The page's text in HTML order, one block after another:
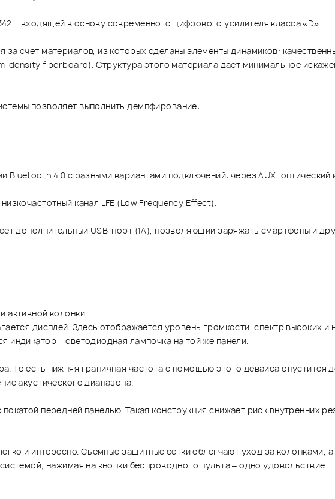
входящей в основу современного цифрового усилителя класса «D».
счет материалов, из которых сделаны элементы динамиков:
fiberboard). Структура этого материала дает минимальное
позволяет выполнить демпфирование:
Bluetooth 4.0 с разными вариантами подключений: через AUX, оптический
канал LFE (Low Frequency Effect).
дополнительный USB-порт (1А), позволяющий заряжать смартфоны и
активной колонки.
дисплей. Здесь отображается уровень громкости, спектр высоких и
индикатор – светодиодная лампочка на той же панели.
То есть нижняя граничная частота с помощью этого девайса опустится
акустического диапазона.
передней панелью. Такая конструкция снижает риск внутренних
и интересно. Съемные защитные сетки облегчают уход за колонками,
нажимая на кнопки беспроводного пульта – одно удовольствие.